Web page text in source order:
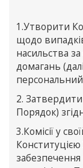
1.Утворити
щодо
насильства
домагань
персональний
2.
Порядок)
3.Комісії у